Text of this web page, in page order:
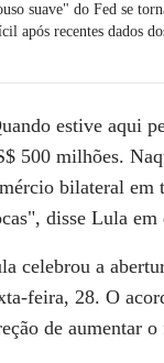
suave" do Fed se
após recentes dados
estive aqui
500 milhões.
bilateral em
disse Lula
celebrou a
feira, 28. O
de aumentar